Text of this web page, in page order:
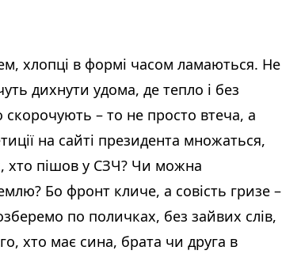
хлопці в формі часом ламаються. Не
дихнути удома, де тепло і без
– то не просто втеча, а
на сайті президента множаться,
хто пішов у СЗЧ? Чи можна
Бо фронт кличе, а совість гризе –
по поличках, без зайвих слів,
хто має сина, брата чи друга в